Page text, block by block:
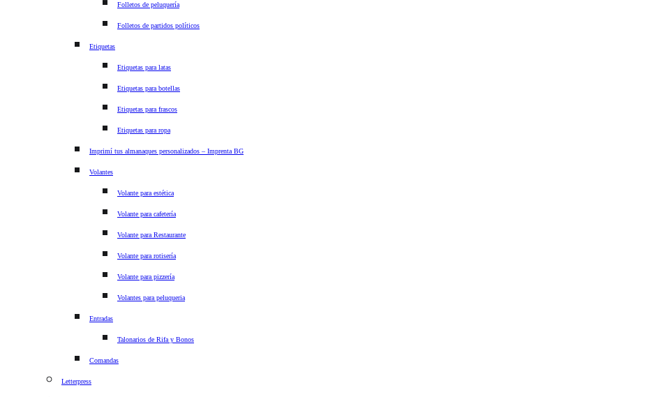
Folletos de peluquería
Folletos de partidos políticos
Etiquetas
Etiquetas para latas
Etiquetas para botellas
Etiquetas para frascos
Etiquetas para ropa
Imprimí tus almanaques personalizados – Imprenta BG
Volantes
Volante para estética
Volante para cafetería
Volante para Restaurante
Volante para rotisería
Volante para pizzería
Volantes para peluqueria
Entradas
Talonarios de Rifa y Bonos
Comandas
Letterpress